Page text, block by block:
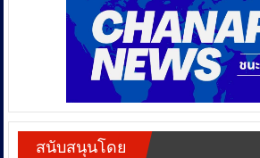
สนับสนุนโดย